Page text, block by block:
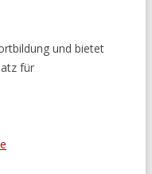
und bietet
für